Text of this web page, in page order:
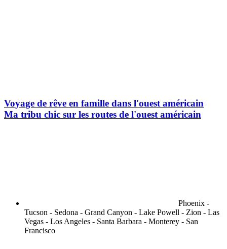
Voyage de rêve en famille dans l'ouest américain
Ma tribu chic sur les routes de l'ouest américain
Phoenix -
Tucson - Sedona - Grand Canyon - Lake Powell - Zion - Las
Vegas - Los Angeles - Santa Barbara - Monterey - San
Francisco